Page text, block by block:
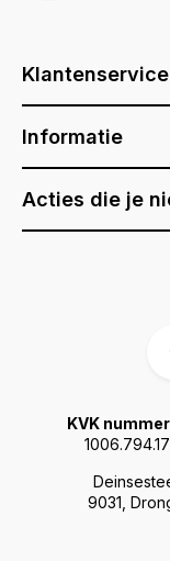
Klantenservice
Informatie
Acties die je
9031,
KVK